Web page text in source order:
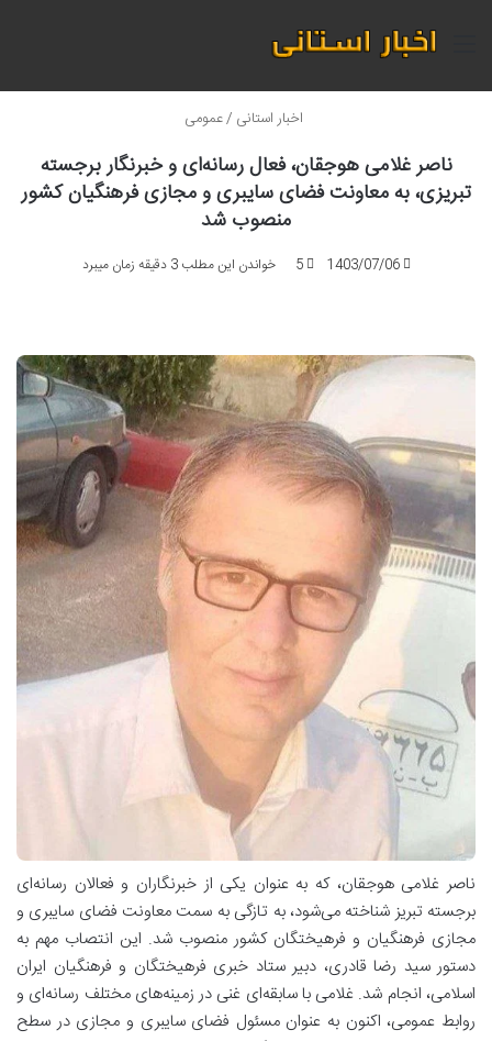
منو
اخبار استانی /عمومی
ناصر غلامی هوجقان، فعال رسانه‌ای و خبرنگار برجسته
تبریزی، به معاونت فضای سایبری و مجازی فرهنگیان کشور
منصوب شد
1403/07/06
5 خواندن این مطلب 3 دقیقه زمان میبرد
ناصر غلامی هوجقان، که به عنوان یکی از خبرنگاران و فعالان رسانه‌ای
برجسته تبریز شناخته می‌شود، به تازگی به سمت معاونت فضای سایبری و
مجازی فرهنگیان و فرهیختگان کشور منصوب شد. این انتصاب مهم به
دستور سید رضا قادری، دبیر ستاد خبری فرهیختگان و فرهنگیان ایران
اسلامی، انجام شد. غلامی با سابقه‌ای غنی در زمینه‌های مختلف رسانه‌ای و
روابط عمومی، اکنون به عنوان مسئول فضای سایبری و مجازی در سطح